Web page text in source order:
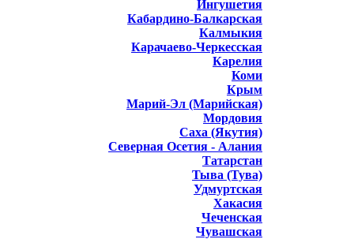
Ингушетия
Кабардино-Балкарская
Калмыкия
Карачаево-Черкесская
Карелия
Коми
Крым
Марий-Эл (Марийская)
Мордовия
Саха (Якутия)
Северная Осетия - Алания
Татарстан
Тыва (Тува)
Удмуртская
Хакасия
Чеченская
Чувашская